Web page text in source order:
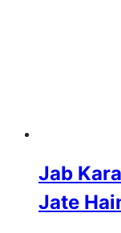
Jab
Jate